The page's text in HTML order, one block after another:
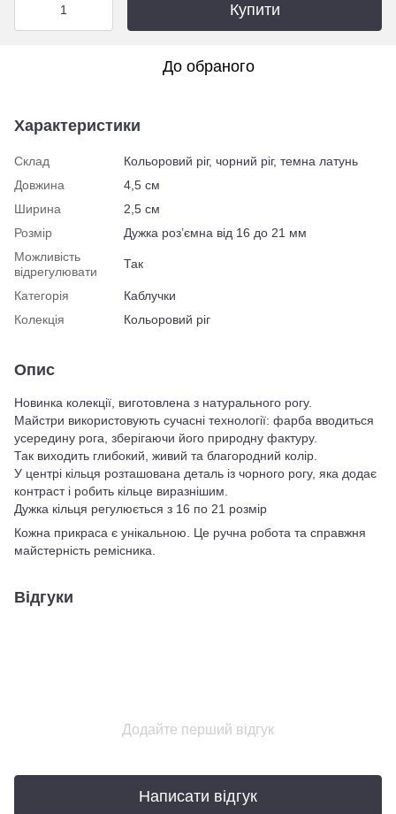
Купити
До обраного
Характеристики
Склад
Кольоровий ріг, чорний ріг, темна латунь
Довжина
4,5 см
Ширина
2,5 см
Розмір
Дужка роз’ємна від 16 до 21 мм
Можливість
відрегулювати
Так
Категорія
Каблучки
Колекція
Кольоровий ріг
Опис
Новинка колекції, виготовлена ​​з натурального рогу.
Майстри використовують сучасні технології: фарба вводиться
усередину рога, зберігаючи його природну фактуру.
Так виходить глибокий, живий та благородний колір.
У центрі кільця розташована деталь із чорного рогу, яка додає
контраст і робить кільце виразнішим.
Дужка кільця регулюється з 16 по 21 розмір
Кожна прикраса є унікальною. Це ручна робота та справжня
майстерність ремісника.
Відгуки
Додайте перший відгук
Написати відгук